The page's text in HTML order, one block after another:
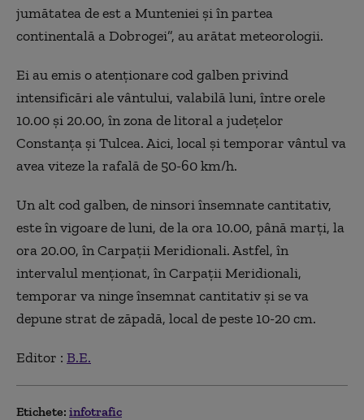
jumătatea de est a Munteniei şi în partea
continentală a Dobrogei”, au arătat meteorologii.
Ei au emis o atenţionare cod galben privind
intensificări ale vântului, valabilă luni, între orele
10.00 şi 20.00, în zona de litoral a judeţelor
Constanţa şi Tulcea. Aici, local şi temporar vântul va
avea viteze la rafală de 50-60 km/h.
Un alt cod galben, de ninsori însemnate cantitativ,
este în vigoare de luni, de la ora 10.00, până marţi, la
ora 20.00, în Carpaţii Meridionali. Astfel, în
intervalul menţionat, în Carpaţii Meridionali,
temporar va ninge însemnat cantitativ şi se va
depune strat de zăpadă, local de peste 10-20 cm.
Editor : B.E.
Etichete: infotrafic